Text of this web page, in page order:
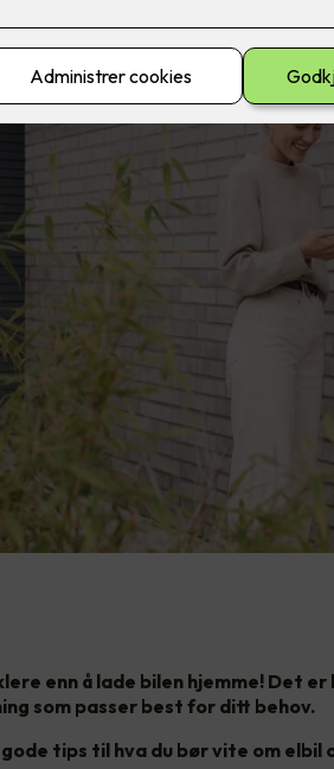
enn å lade bilen hjemme! Det
som passer best for ditt behov.
tips til hva du bør vite om elbil